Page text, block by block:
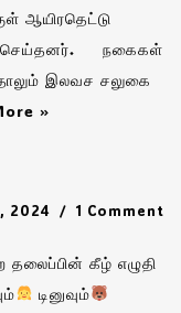
ஆயிரதெட்டு
செய்தனர். நகைகள்
இலவச சலுகை
»
2024 1 Comment
கீழ் எழுதி
டினுவும்